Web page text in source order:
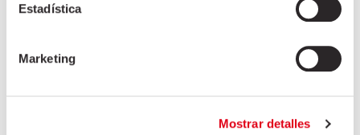
Estadística
Marketing
Mostrar detalles
renovar nuestro compromiso de seguir trabajando juntos
A medida que cerramos el año, miramos hacia adelante con
determinación, listos para enfrentar nuevos desafíos.